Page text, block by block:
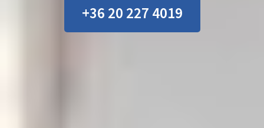
+36 20 227 4019